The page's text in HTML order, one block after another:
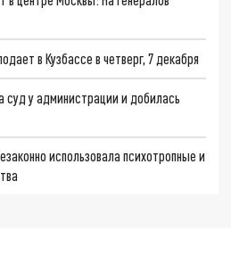
в Кузбассе в четверг, 7 декабря
суд у администрации и добилась
использовала психотропные и